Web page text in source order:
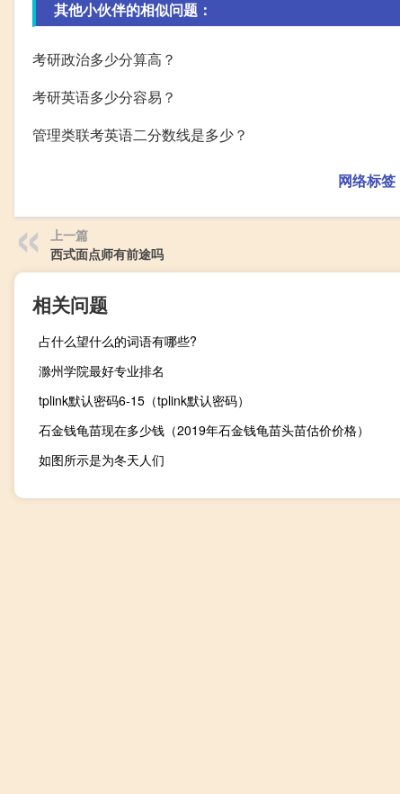
其他小伙伴的相似问题：
考研政治多少分算高？
考研英语多少分容易？
管理类联考英语二分数线是多少？
网络标签
上一篇
西式面点师有前途吗
相关问题
占什么望什么的词语有哪些?
滁州学院最好专业排名
tplink默认密码6-15（tplink默认密码）
石金钱龟苗现在多少钱（2019年石金钱龟苗头苗估价价格）
如图所示是为冬天人们